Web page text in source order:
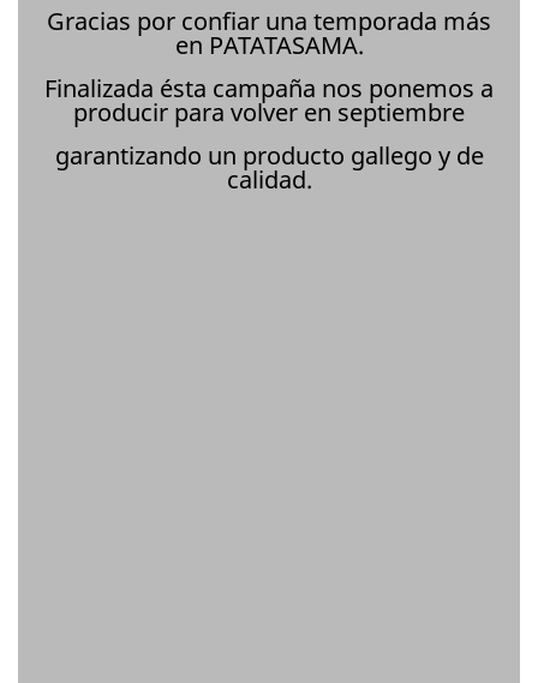
Gracias por confiar una temporada más
en PATATASAMA.
Finalizada ésta campaña nos ponemos a
producir para volver en septiembre
garantizando un producto gallego y de
calidad.